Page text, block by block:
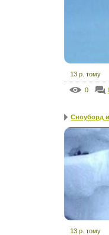
13 р. тому
0
Сноуборд
13 р. тому